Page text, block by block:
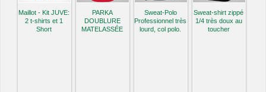
Maillot - Kit JUVE:
2 t-shirts et 1
Short
PARKA
DOUBLURE
MATELASSÉE
Sweat-Polo
Professionnel très
lourd, col polo.
Sweat-shirt zippé
1/4 très doux au
toucher